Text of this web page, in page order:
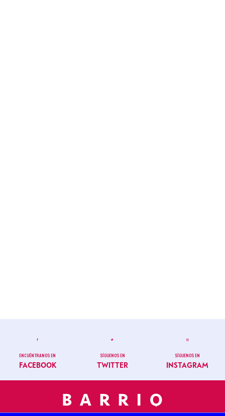
ENCUÉNTRANOS EN
FACEBOOK
SÍGUENOS EN
TWITTER
SÍGUENOS EN
INSTAGRAM